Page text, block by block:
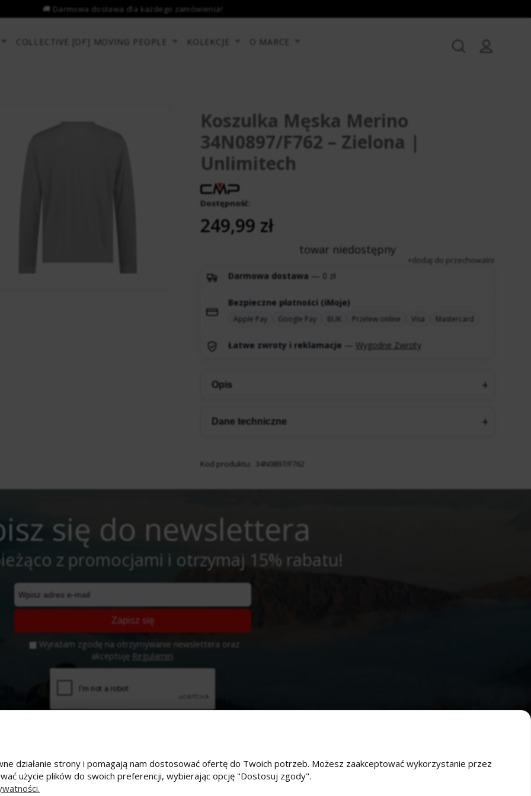
COLLECTIVE [OF] MOVING PEOPLE KOLEKCJE O MARCE
Koszulka Męska Merino
34N0897/F762 – Zielona |
Unlimitech
Dostępność:
249,99 zł
towar niedostępny
dodaj do przechowalni
Darmowa dostawa — 0 zł
Bezpieczne płatności (iMoje)
Apple Pay Google Pay BLIK Przelew online Visa Mastercard
Łatwe zwroty i reklamacje Wygodne Zwroty
Opis
Dane techniczne
Kod produktu: 34N0897/F762
się do newslettera
z promocjami i otrzymaj 15% rabatu!
Zapisz się
Wyrażam zgodę na otrzymywanie newslettera oraz
akceptuję Regulamin
konto
działanie strony i pomagają nam dostosować ofertę do Twoich potrzeb. Możesz zaakceptować wykorzystanie przez
użycie plików do swoich preferencji, wybierając opcję "Dostosuj zgody".